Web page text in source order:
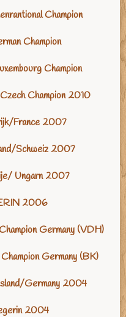
Champion
Champion
Champion
Champion 2010
France 2007
Schweiz 2007
Ungarn 2007
2006
Germany (VDH)
Germany (BK)
Germany 2004
2004